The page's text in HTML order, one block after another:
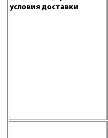
условия доставки